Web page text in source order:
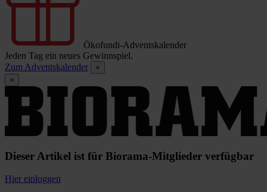
Ökofundi-Adventskalender
Jeden Tag ein neues Gewinnspiel.
Zum Adventskalender
×
×
Dieser Artikel ist für Biorama-Mitglieder verfügbar
Hier einloggen